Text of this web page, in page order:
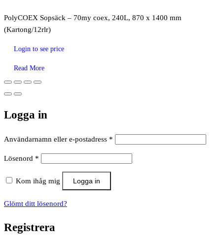
PolyCOEX Sopsäck – 70my coex, 240L, 870 x 1400 mm
(Kartong/12rlr)
Login to see price
Read More
Logga in
Användarnamn eller e-postadress *
Lösenord *
Kom ihåg mig Logga in
Glömt ditt lösenord?
Registrera